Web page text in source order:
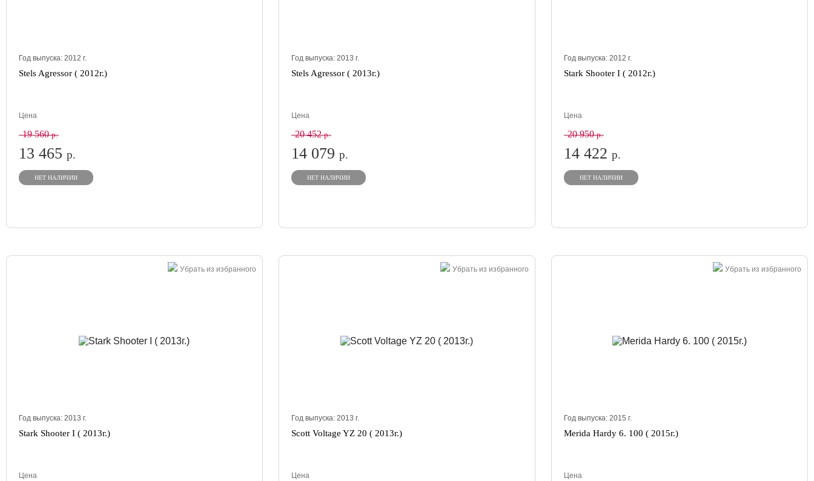
Год выпуска: 2012 г.
Stels Agressor ( 2012г.)
Цена
19 560р.
13 465 р.
НЕТ НАЛИЧИИ
Год выпуска:2013г.
Stels Agressor ( 2013г.)
Цена
20 452р.
14 079р.
НЕТ НАЛИЧИИ
Год выпуска:2012г.
Stark Shooter I ( 2012г.)
Цена
20 950р.
14 422р.
НЕТ НАЛИЧИИ
Убрать из избранного
Год выпуска: 2013 г.
Stark Shooter I ( 2013г.)
Цена
Убрать из избранного
Год выпуска:2013г.
Scott Voltage YZ 20 ( 2013г.)
Цена
Убрать из избранного
Год выпуска:2015г.
Merida Hardy 6. 100 ( 2015г.)
Цена